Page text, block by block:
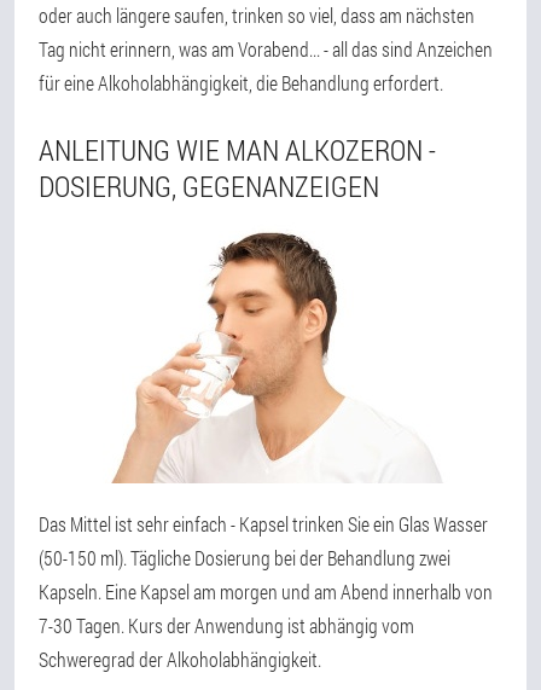
oder auch längere saufen, trinken so viel, dass am nächsten
Tag nicht erinnern, was am Vorabend... - all das sind Anzeichen
für eine Alkoholabhängigkeit, die Behandlung erfordert.
ANLEITUNG WIE MAN ALKOZERON -
DOSIERUNG, GEGENANZEIGEN
Das Mittel ist sehr einfach - Kapsel trinken Sie ein Glas Wasser
(50-150 ml). Tägliche Dosierung bei der Behandlung zwei
Kapseln. Eine Kapsel am morgen und am Abend innerhalb von
7-30 Tagen. Kurs der Anwendung ist abhängig vom
Schweregrad der Alkoholabhängigkeit.